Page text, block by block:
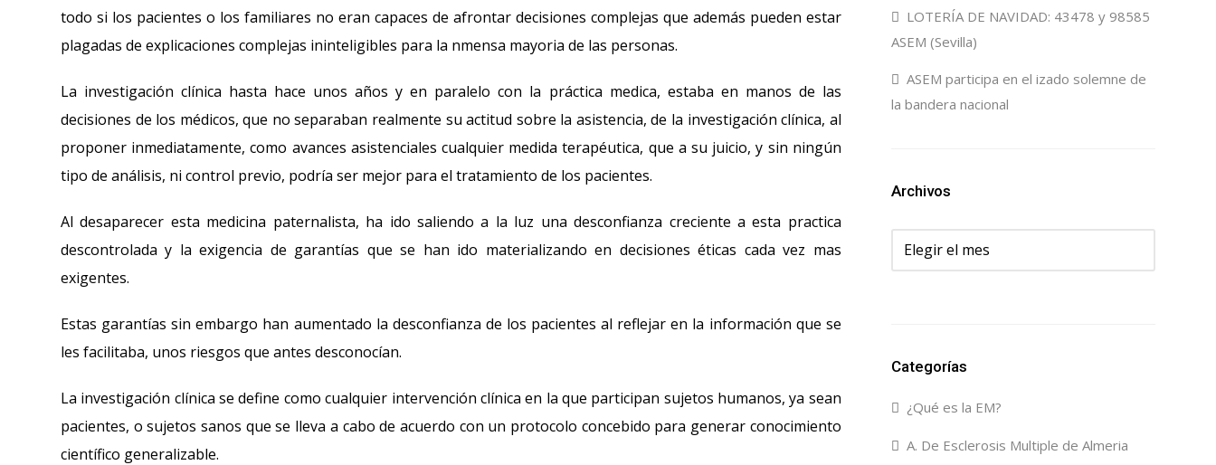
todo si los pacientes o los familiares no eran capaces de afrontar decisiones complejas que además pueden estar
plagadas de explicaciones complejas ininteligibles para la nmensa mayoria de las personas.
La investigación clínica hasta hace unos años y en paralelo con la práctica medica, estaba en manos de las
decisiones de los médicos, que no separaban realmente su actitud sobre la asistencia, de la investigación clínica, al
proponer inmediatamente, como avances asistenciales cualquier medida terapéutica, que a su juicio, y sin ningún
tipo de análisis, ni control previo, podría ser mejor para el tratamiento de los pacientes.
Al desaparecer esta medicina paternalista, ha ido saliendo a la luz una desconfianza creciente a esta practica
descontrolada y la exigencia de garantías que se han ido materializando en decisiones éticas cada vez mas
exigentes.
Estas garantías sin embargo han aumentado la desconfianza de los pacientes al reflejar en la información que se
les facilitaba, unos riesgos que antes desconocían.
La investigación clínica se define como cualquier intervención clínica en la que participan sujetos humanos, ya sean
pacientes, o sujetos sanos que se lleva a cabo de acuerdo con un protocolo concebido para generar conocimiento
científico generalizable.
LOTERÍA DE NAVIDAD: 43478 y 98585
ASEM (Sevilla)
ASEM participa en el izado solemne de
la bandera nacional
Archivos
Archivos
Categorías
¿Qué es la EM?
A. De Esclerosis Multiple de Almeria